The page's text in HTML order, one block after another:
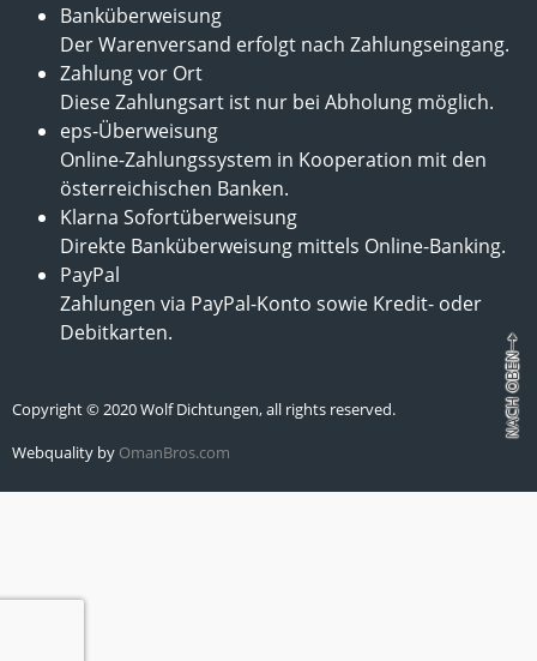
Banküberweisung
Der Warenversand erfolgt nach Zahlungseingang.
Zahlung vor Ort
Diese Zahlungsart ist nur bei Abholung möglich.
eps-Überweisung
Online-Zahlungssystem in Kooperation mit den
österreichischen Banken.
Klarna Sofortüberweisung
Direkte Banküberweisung mittels Online-Banking.
PayPal
Zahlungen via PayPal-Konto sowie Kredit- oder
Debitkarten.
Copyright © 2020 Wolf Dichtungen, all rights reserved.
Webquality by OmanBros.com